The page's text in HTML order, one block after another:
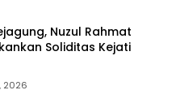
Nuzul Rahmat
Soliditas Kejati
2026